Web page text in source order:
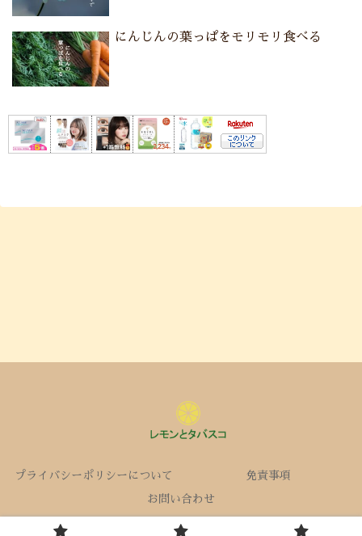
にんじんの葉っぱをモリモリ食べる
プライバシーポリシーについて 免責事項
お問い合わせ
Copyright © 2017-2026 レモンとタバスコ All Rights Reserved.